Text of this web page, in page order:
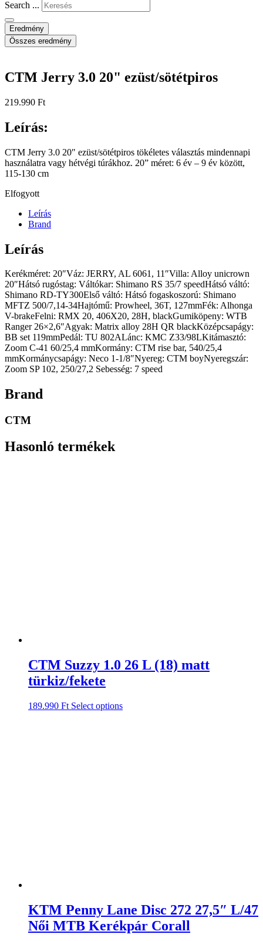
Search ...
Eredmény
Összes eredmény
CTM Jerry 3.0 20" ezüst/sötétpiros
219.990 Ft
Leírás:
CTM Jerry 3.0 20″ ezüst/sötétpiros tökéletes választás mindennapi
használatra vagy hétvégi túrákhoz. 20” méret: 6 év – 9 év között,
115-130 cm
Elfogyott
Leírás
Brand
Leírás
Kerékméret: 20″Váz: JERRY, AL 6061, 11″Villa: Alloy unicrown
20″Hátsó rugóstag: Váltókar: Shimano RS 35/7 speedHátsó váltó:
Shimano RD-TY300Első váltó: Hátsó fogaskoszorú: Shimano
MFTZ 500/7,14-34Hajtómű: Prowheel, 36T, 127mmFék: Alhonga
V-brakeFelni: RMX 20, 406X20, 28H, blackGumiköpeny: WTB
Ranger 26×2,6″Agyak: Matrix alloy 28H QR blackKözépcsapágy:
BB set 119mmPedál: TU 802ALánc: KMC Z33/98LKitámasztó:
Zoom C-41 60/25,4 mmKormány: CTM rise bar, 540/25,4
mmKormánycsapágy: Neco 1-1/8″Nyereg: CTM boyNyeregszár:
Zoom SP 102, 250/27,2 Sebesség: 7 speed
Brand
CTM
Hasonló termékek
CTM Suzzy 1.0 26 L (18) matt
türkiz/fekete
189.990 Ft Select options
KTM Penny Lane Disc 272 27,5″ L/47
Női MTB Kerékpár Corall